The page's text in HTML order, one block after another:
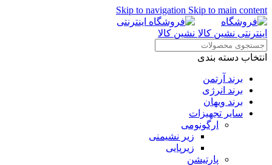
Skip to navigation Skip to main content
انتخاب دسته بندی
برند آرتمن
برند انرژی
برند ویهان
سایر تجهیزات
ارگونومی
زیر نشیمنی
زیرپایی
پارتیشن